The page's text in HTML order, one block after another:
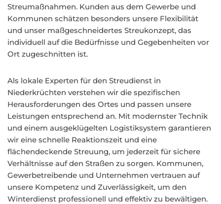
Streumaßnahmen. Kunden aus dem Gewerbe und
Kommunen schätzen besonders unsere Flexibilität
und unser maßgeschneidertes Streukonzept, das
individuell auf die Bedürfnisse und Gegebenheiten vor
Ort zugeschnitten ist.
Als lokale Experten für den Streudienst in
Niederkrüchten verstehen wir die spezifischen
Herausforderungen des Ortes und passen unsere
Leistungen entsprechend an. Mit modernster Technik
und einem ausgeklügelten Logistiksystem garantieren
wir eine schnelle Reaktionszeit und eine
flächendeckende Streuung, um jederzeit für sichere
Verhältnisse auf den Straßen zu sorgen. Kommunen,
Gewerbetreibende und Unternehmen vertrauen auf
unsere Kompetenz und Zuverlässigkeit, um den
Winterdienst professionell und effektiv zu bewältigen.